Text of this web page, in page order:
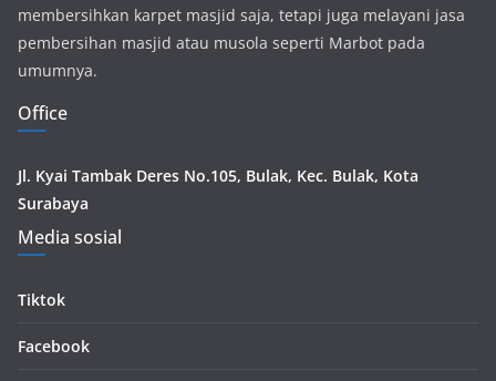
membersihkan karpet masjid saja, tetapi juga melayani jasa
pembersihan masjid atau musola seperti Marbot pada
umumnya.
Office
Jl. Kyai Tambak Deres No.105, Bulak, Kec. Bulak, Kota
Surabaya
Media sosial
Tiktok
Facebook